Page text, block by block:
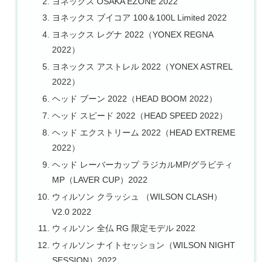
ヨネックス ブイコア 100＆100L Limited 2022
ヨネックス レグナ 2022（YONEX REGNA
2022）
ヨネックス アストレル 2022（YONEX ASTREL
2022）
ヘッド ブーン 2022（HEAD BOOM 2022）
ヘッド スピード 2022（HEAD SPEED 2022）
ヘッド エクストリーム 2022（HEAD EXTREME
2022）
ヘッド レーバーカップ ラジカルMP/グラビティ
MP（LAVER CUP）2022
ウィルソン クラッシュ （WILSON CLASH）
V2.0 2022
ウィルソン 全仏 RG 限定モデル 2022
ウィルソン ナイトセッション（WILSON NIGHT